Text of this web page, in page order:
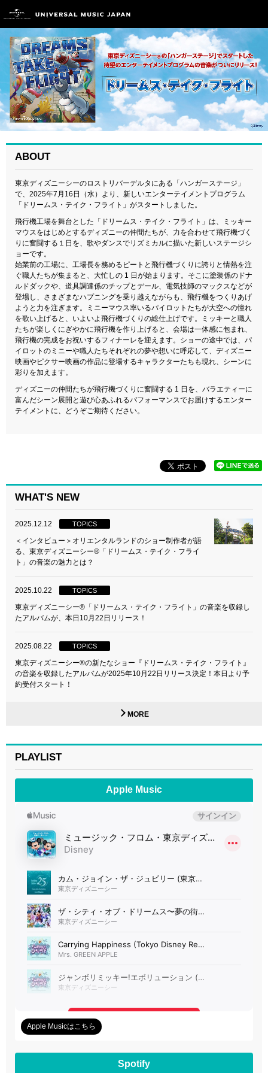
ABOUT
東京ディズニーシーのロストリバーデルタにある「ハンガーステージ」
で、2025年7月16日（水）より、新しいエンターテイメントプログラム
「ドリームス・テイク・フライト」がスタートしました。
飛行機工場を舞台とした「ドリームス・テイク・フライト」は、ミッキー
マウスをはじめとするディズニーの仲間たちが、力を合わせて飛行機づく
りに奮闘する１日を、歌やダンスでリズミカルに描いた新しいステージシ
ョーです。
始業前の工場に、工場長を務めるピートと飛行機づくりに誇りと情熱を注
ぐ職人たちが集まると、大忙しの 1 日が始まります。そこに塗装係のドナ
ルドダックや、道具調達係のチップとデール、電気技師のマックスなどが
登場し、さまざまなハプニングを乗り越えながらも、飛行機をつくりあげ
ようと力を注ぎます。ミニーマウス率いるパイロットたちが大空への憧れ
を歌い上げると、いよいよ飛行機づくりの総仕上げです。ミッキーと職人
たちが楽しくにぎやかに飛行機を作り上げると、会場は一体感に包まれ、
飛行機の完成をお祝いするフィナーレを迎えます。ショーの途中では、パ
イロットのミニーや職人たちそれぞれの夢や想いに呼応して、ディズニー
映画やピクサー映画の作品に登場するキャラクターたちも現れ、シーンに
彩りを加えます。
ディズニーの仲間たちが飛行機づくりに奮闘する 1 日を、バラエティーに
富んだシーン展開と遊び心あふれるパフォーマンスでお届けするエンター
テイメントに、どうぞご期待ください。
WHAT'S NEW
2025.12.12 TOPICS
＜インタビュー＞オリエンタルランドのショー制作者が語
る、東京ディズニーシー®「ドリームス・テイク・フライ
ト」の音楽の魅力とは？
2025.10.22 TOPICS
東京ディズニーシー®「ドリームス・テイク・フライト」の音楽を収録し
たアルバムが、本日10月22日リリース！
2025.08.22 TOPICS
東京ディズニーシー®の新たなショー『ドリームス・テイク・フライト』
の音楽を収録したアルバムが2025年10月22日リリース決定！本日より予
約受付スタート！
MORE
PLAYLIST
Apple Music
Apple Musicはこちら
Spotify